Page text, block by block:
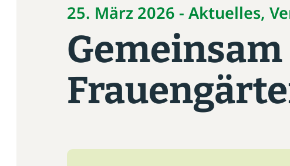
25. März 2026 - Aktuelles,
Politik
Bildung
Gemeinschaft
Startseite